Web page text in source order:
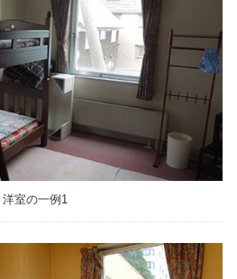
洋室の一例1